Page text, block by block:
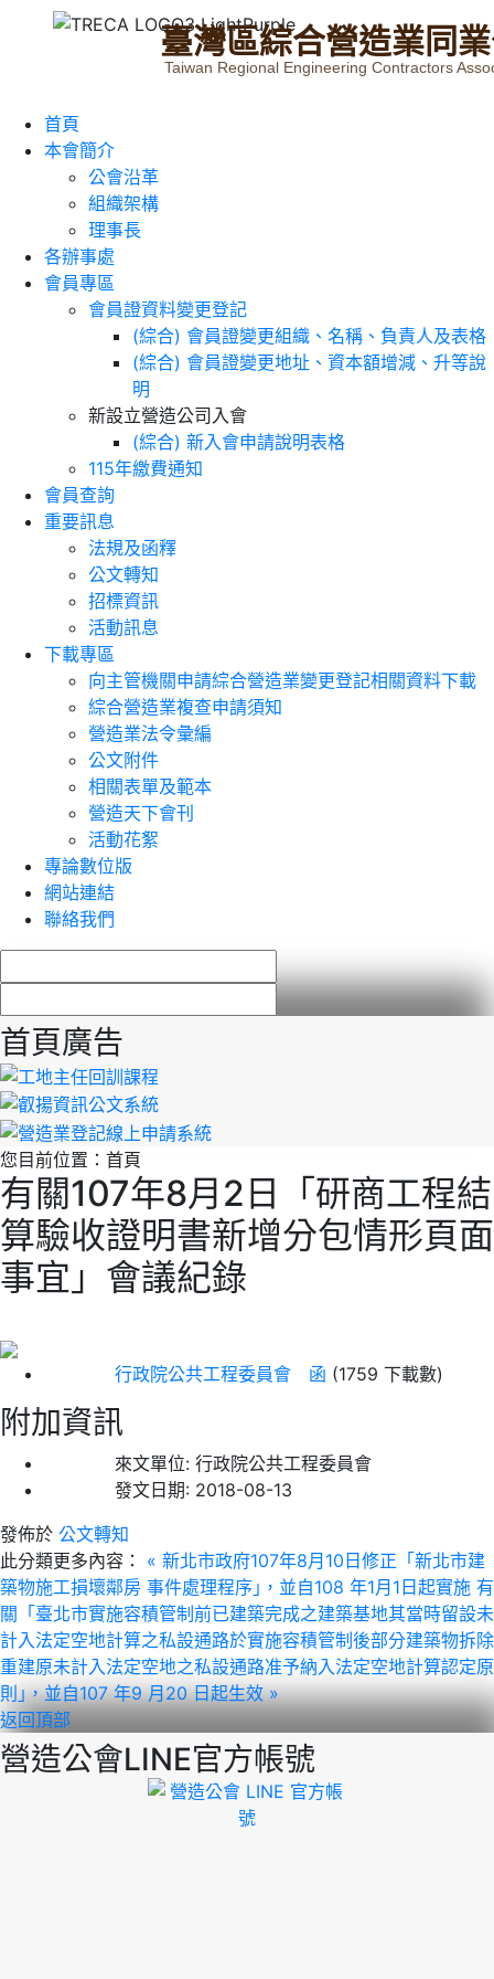
臺灣區綜合營造業同業
Taiwan Regional Engineering Contractors
首頁
本會簡介
公會沿革
組織架構
理事長
各辦事處
會員專區
會員證資料變更登記
(綜合) 會員證變更組織、名稱、負責人及表格
(綜合) 會員證變更地址、資本額增減、升等說
明
新設立營造公司入會
(綜合) 新入會申請說明表格
115年繳費通知
會員查詢
重要訊息
法規及函釋
公文轉知
招標資訊
活動訊息
下載專區
向主管機關申請綜合營造業變更登記相關資料下載
綜合營造業複查申請須知
營造業法令彙編
公文附件
相關表單及範本
營造天下會刊
活動花絮
專論數位版
網站連結
聯絡我們
首頁廣告
您目前位置： 首頁
有關107年8月2日「研商工程結
算驗收證明書新增分包情形頁面
事宜」會議紀錄
行政院公共工程委員會 函 (1759 下載數)
附加資訊
來文單位: 行政院公共工程委員會
發文日期: 2018-08-13
發佈於 公文轉知
此分類更多內容：
« 新北市政府107年8月10日修正「新北市建
築物施工損壞鄰房 事件處理程序｣，並自108 年1月1日起實施 有
關「臺北市實施容積管制前已建築完成之建築基地其當時留設未
計入法定空地計算之私設通路於實施容積管制後部分建築物拆除
重建原未計入法定空地之私設通路准予納入法定空地計算認定原
則｣，並自107 年9 月20 日起生效 »
返回頂部
營造公會LINE官方帳號